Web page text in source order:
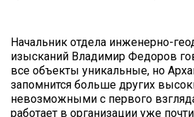
Начальник отдела инженерно-
изысканий Владимир Федоров
все объекты уникальные, но
запомнится больше других
невозможными с первого
работает в организации уже